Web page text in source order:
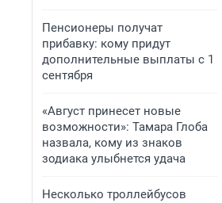
Пенсионеры получат
прибавку: кому придут
дополнительные выплаты с 1
сентября
«Август принесет новые
возможности»: Тамара Глоба
назвала, кому из знаков
зодиака улыбнется удача
Несколько троллейбусов